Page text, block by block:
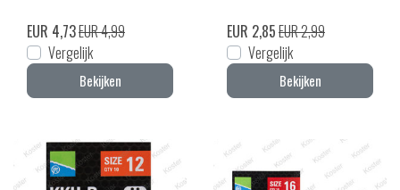
EUR 4,73EUR 4,99
Vergelijk
Bekijken
EUR 2,85EUR 2,99
Vergelijk
Bekijken